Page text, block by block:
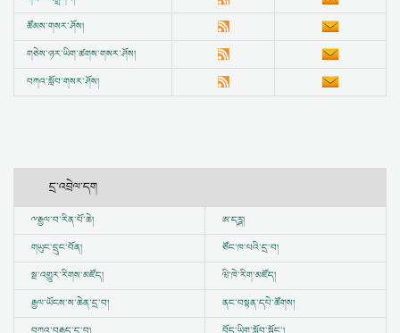
ཚོམས་གསར་ཤོས།
གཅེས་ཉར་ཡིག་ཚགས་གསར་ཤོས།
བཀའ་སློབ་གསར་ཤོས།
དྲ་འབྲེལ་དག
ྋརྒྱལ་བ་རིན་པོ་ཆེ།
ཨ་དཪྴ།
གཡུང་དྲུང་བོན།
ཙོང་ཁ་པའི་དྲ་བ།
སྔ་འགྱུར་རིགས་མཛོད།
ཝི་ཁེ་རིག་མཛོད།
རྒྱལ་ཡོངས་ས་ཆེན་དྲ་བ།
ནང་བསྟན་དཔེ་ཚོགས།